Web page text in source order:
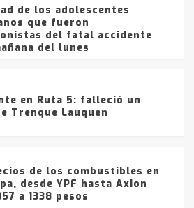
de los adolescentes
que fueron
del fatal accidente
del lunes
en Ruta 5: falleció un
Trenque Lauquen
de los combustibles en
desde YPF hasta Axion
a 1338 pesos